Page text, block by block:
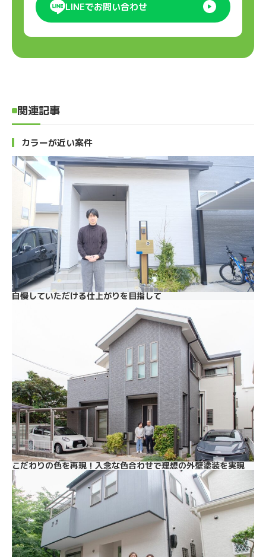
LINEでお問い合わせ
関連記事
カラーが近い案件
自慢していただける仕上がりを目指して
こだわりの色を再現！入念な色合わせで理想の外壁塗装を実現